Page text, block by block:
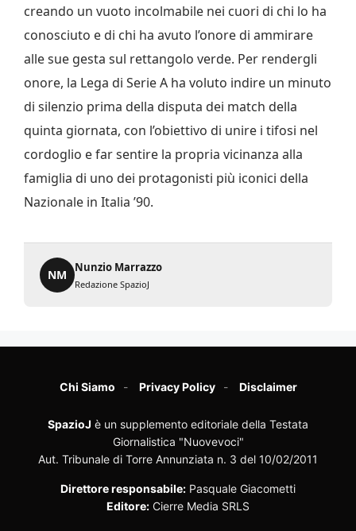
creando un vuoto incolmabile nei cuori di chi lo ha
conosciuto e di chi ha avuto l’onore di ammirare
alle sue gesta sul rettangolo verde. Per rendergli
onore, la Lega di Serie A ha voluto indire un minuto
di silenzio prima della disputa dei match della
quinta giornata, con l’obiettivo di unire i tifosi nel
cordoglio e far sentire la propria vicinanza alla
famiglia di uno dei protagonisti più iconici della
Nazionale in Italia ’90.
NM
Nunzio Marrazzo
Redazione SpazioJ
Chi Siamo Privacy Policy Disclaimer
SpazioJ è un supplemento editoriale della Testata
Giornalistica "Nuovevoci"
Aut. Tribunale di Torre Annunziata n. 3 del 10/02/2011
Direttore responsabile: Pasquale Giacometti
Editore: Cierre Media SRLS